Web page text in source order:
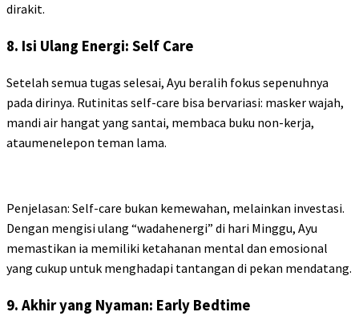
dirakit.
8. Isi Ulang Energi: Self Care
Setelah semua tugas selesai, Ayu beralih fokus sepenuhnya
pada dirinya. Rutinitas self-care bisa bervariasi: masker wajah,
mandi air hangat yang santai, membaca buku non-kerja,
ataumenelepon teman lama.
Penjelasan: Self-care bukan kemewahan, melainkan investasi.
Dengan mengisi ulang “wadahenergi” di hari Minggu, Ayu
memastikan ia memiliki ketahanan mental dan emosional
yang cukup untuk menghadapi tantangan di pekan mendatang.
9. Akhir yang Nyaman: Early Bedtime